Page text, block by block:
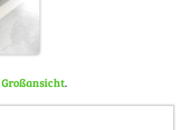
Großansicht.